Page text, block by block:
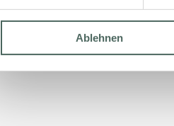
Ablehnen